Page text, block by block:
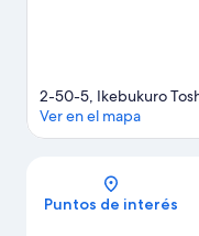
2-50-5, Ikebukuro
Ver en el mapa
Puntos de interés